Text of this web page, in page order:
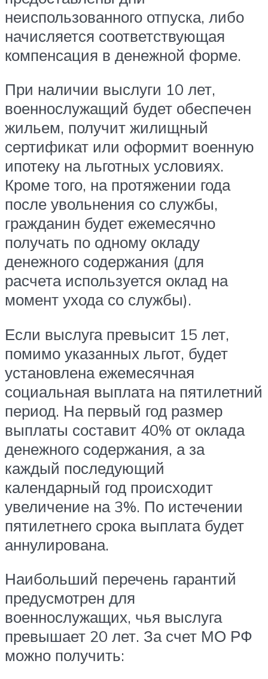
неиспользованного отпуска, либо
начисляется соответствующая
компенсация в денежной форме.
При наличии выслуги 10 лет,
военнослужащий будет обеспечен
жильем, получит жилищный
сертификат или оформит военную
ипотеку на льготных условиях.
Кроме того, на протяжении года
после увольнения со службы,
гражданин будет ежемесячно
получать по одному окладу
денежного содержания (для
расчета используется оклад на
момент ухода со службы).
Если выслуга превысит 15 лет,
помимо указанных льгот, будет
установлена ежемесячная
социальная выплата на пятилетний
период. На первый год размер
выплаты составит 40% от оклада
денежного содержания, а за
каждый последующий
календарный год происходит
увеличение на 3%. По истечении
пятилетнего срока выплата будет
аннулирована.
Наибольший перечень гарантий
предусмотрен для
военнослужащих, чья выслуга
превышает 20 лет. За счет МО РФ
можно получить: